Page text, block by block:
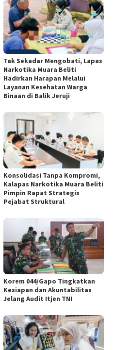
Tak Sekadar Mengobati, Lapas
Narkotika Muara Beliti
Hadirkan Harapan Melalui
Layanan Kesehatan Warga
Binaan di Balik Jeruji
Konsolidasi Tanpa Kompromi,
Kalapas Narkotika Muara Beliti
Pimpin Rapat Strategis
Pejabat Struktural
Korem 044/Gapo Tingkatkan
Kesiapan dan Akuntabilitas
Jelang Audit Itjen TNI